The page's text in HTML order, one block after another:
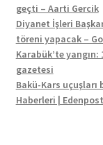
geçti – Aarti Gercik
Diyanet İşleri
töreni yapacak –
Karabük’te
gazetesi
Bakü-Kars uçuşları
Haberleri |